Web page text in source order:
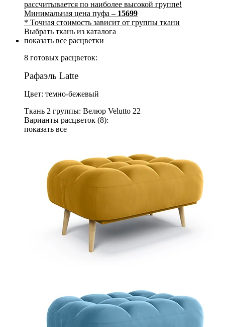
рассчитывается по наиболее высокой группе!
Минимальная цена пуфа – 15699
* Точная стоимость зависит от группы ткани
Выбрать ткань из каталога
показать все расцветки
8 готовых расцветок:
Рафаэль Latte
Цвет: темно-бежевый
Ткань 2 группы: Велюр Velutto 22
Варианты расцветок (8):
показать все